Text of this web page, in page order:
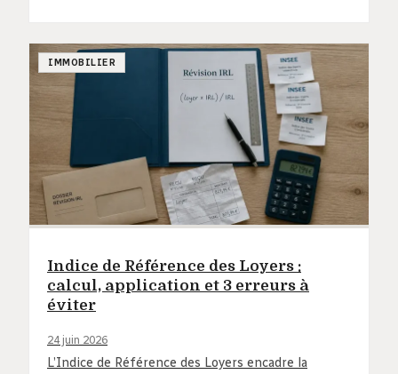
IMMOBILIER
Indice de Référence des Loyers :
calcul, application et 3 erreurs à
éviter
24 juin 2026
L’Indice de Référence des Loyers encadre la